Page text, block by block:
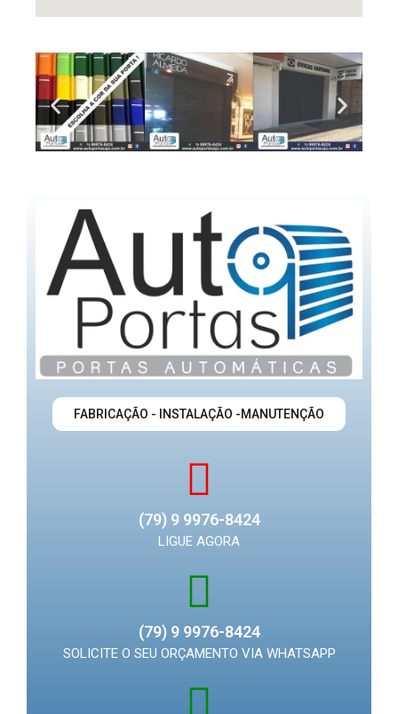
FABRICAÇÃO - INSTALAÇÃO -MANUTENÇÃO
(79) 9 9976-8424
LIGUE AGORA
(79) 9 9976-8424
SOLICITE O SEU ORÇAMENTO VIA WHATSAPP